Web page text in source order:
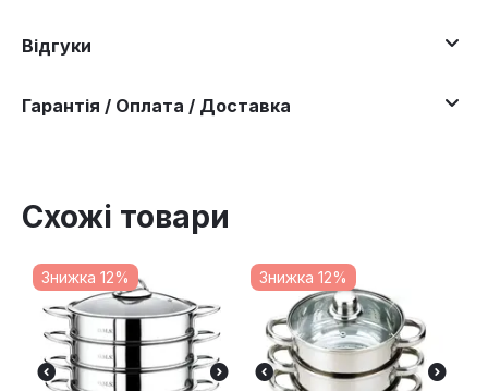
Відгуки
Гарантія / Оплата / Доставка
Схожі товари
Знижка 12% Знижка 12%